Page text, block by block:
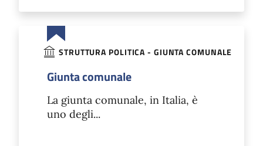
STRUTTURA POLITICA - GIUNTA COMUNALE
Giunta comunale
La giunta comunale, in Italia, è
uno degli...